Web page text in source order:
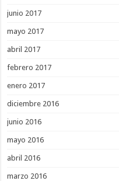
junio 2017
mayo 2017
abril 2017
febrero 2017
enero 2017
diciembre 2016
junio 2016
mayo 2016
abril 2016
marzo 2016